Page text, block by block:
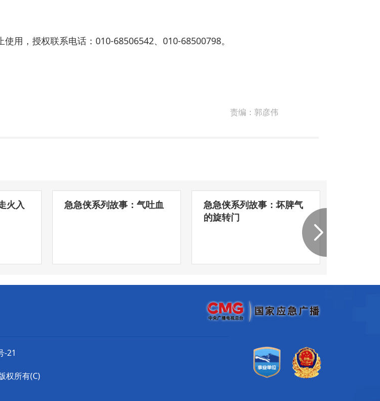
用，授权联系电话：010-68506542、010-68500798。
责编： 郭彦伟
火入
急急侠系列故事：气吐血
急急侠系列故事：坏脾气
的旋转门
-21
权所有(C)